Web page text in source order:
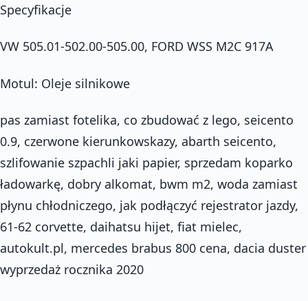
Specyfikacje
VW 505.01-502.00-505.00, FORD WSS M2C 917A
Motul: Oleje silnikowe
pas zamiast fotelika, co zbudować z lego, seicento
0.9, czerwone kierunkowskazy, abarth seicento,
szlifowanie szpachli jaki papier, sprzedam koparko
ładowarkę, dobry alkomat, bwm m2, woda zamiast
płynu chłodniczego, jak podłączyć rejestrator jazdy,
61-62 corvette, daihatsu hijet, fiat mielec,
autokult.pl, mercedes brabus 800 cena, dacia duster
wyprzedaż rocznika 2020